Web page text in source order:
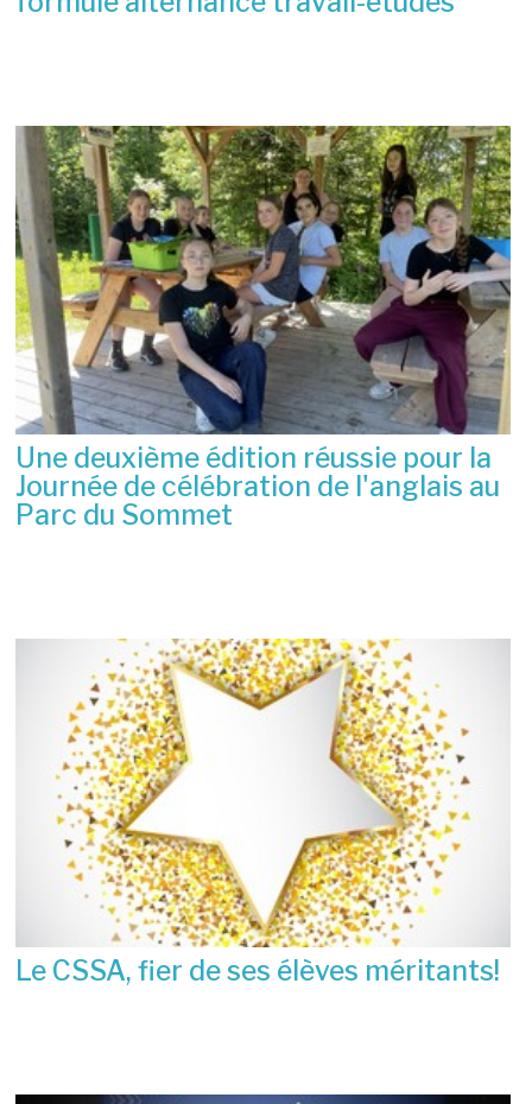
Une deuxième édition réussie pour la
Journée de célébration de l'anglais au
Parc du Sommet
Le CSSA, fier de ses élèves méritants!